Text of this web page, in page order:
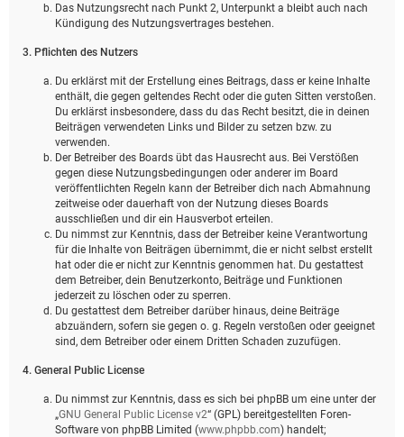
Das Nutzungsrecht nach Punkt 2, Unterpunkt a bleibt auch nach
Kündigung des Nutzungsvertrages bestehen.
3. Pflichten des Nutzers
Du erklärst mit der Erstellung eines Beitrags, dass er keine Inhalte
enthält, die gegen geltendes Recht oder die guten Sitten verstoßen.
Du erklärst insbesondere, dass du das Recht besitzt, die in deinen
Beiträgen verwendeten Links und Bilder zu setzen bzw. zu
verwenden.
Der Betreiber des Boards übt das Hausrecht aus. Bei Verstößen
gegen diese Nutzungsbedingungen oder anderer im Board
veröffentlichten Regeln kann der Betreiber dich nach Abmahnung
zeitweise oder dauerhaft von der Nutzung dieses Boards
ausschließen und dir ein Hausverbot erteilen.
Du nimmst zur Kenntnis, dass der Betreiber keine Verantwortung
für die Inhalte von Beiträgen übernimmt, die er nicht selbst erstellt
hat oder die er nicht zur Kenntnis genommen hat. Du gestattest
dem Betreiber, dein Benutzerkonto, Beiträge und Funktionen
jederzeit zu löschen oder zu sperren.
Du gestattest dem Betreiber darüber hinaus, deine Beiträge
abzuändern, sofern sie gegen o. g. Regeln verstoßen oder geeignet
sind, dem Betreiber oder einem Dritten Schaden zuzufügen.
4. General Public License
Du nimmst zur Kenntnis, dass es sich bei phpBB um eine unter der
„GNU General Public License v2“ (GPL) bereitgestellten Foren-
Software von phpBB Limited (www.phpbb.com) handelt;